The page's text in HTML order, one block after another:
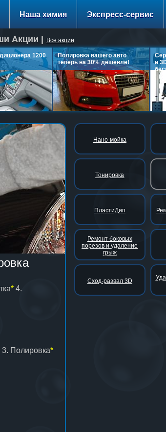
Наша химия Экспресс-сервис
Акции | Все акции
1200
Полировка вашего авто
теперь на 30% дешевле!
и 3D
Нано-мойка
Тонировка
ПластиДип
Ремонт боковых
порезов и удаление
грыж
Сход-развал 3D
* 4.
3. Полировка*